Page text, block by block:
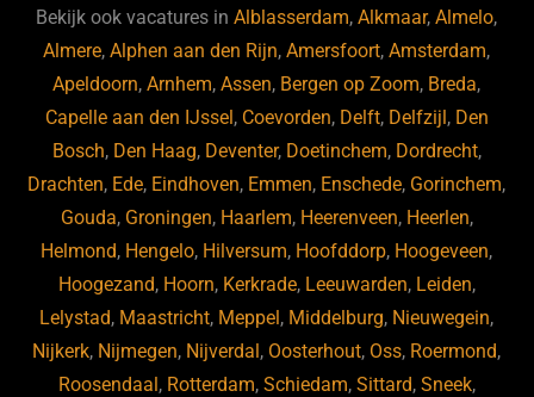
b
o
o
k
ky dI
n
Bekijk ook vacatures inAlblasserdam,Alkmaar,Almelo,
Almere,Alphen aan den Rijn,Amersfoort,Amsterdam,
Apeldoorn,Arnhem,Assen, Bergen op Zoom, Breda,
Capelle aan den IJssel , Coevorden, Delft, Delfzijl , Den
Bosch, Den Haag, Deventer, Doetinchem, Dordrecht,
Drachten, Ede, Eindhoven, Emmen, Enschede, Gorinchem,
Gouda, Groningen, Haarlem, Heerenveen, Heerlen,
Helmond, Hengelo, Hilversum, Hoofddorp, Hoogeveen,
Hoogezand, Hoorn, Kerkrade, Leeuwarden, Leiden,
Lelystad, Maastricht, Meppel , Middelburg, Nieuwegein,
Nijkerk, Nijmegen, Nijverdal , Oosterhout, Oss, Roermond,
Roosendaal , Rotterdam, Schiedam, Sittard, Sneek,